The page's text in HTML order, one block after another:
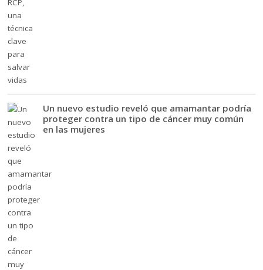
Un nuevo estudio reveló que amamantar podría
proteger contra un tipo de cáncer muy común
en las mujeres